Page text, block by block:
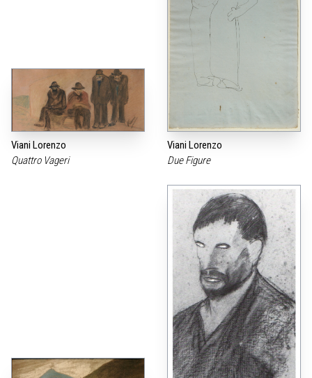
Viani Lorenzo
Quattro Vageri
Viani Lorenzo
Due Figure